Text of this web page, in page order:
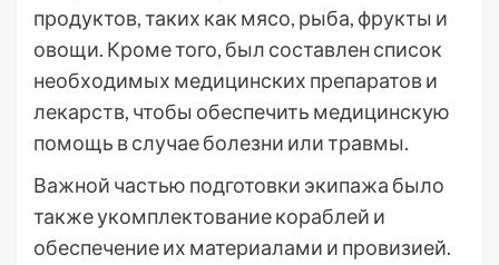
продуктов, таких как мясо, рыба, фрукты и
овощи. Кроме того, был составлен список
необходимых медицинских препаратов и
лекарств, чтобы обеспечить медицинскую
помощь в случае болезни или травмы.
Важной частью подготовки экипажа было
также укомплектование кораблей и
обеспечение их материалами и провизией.